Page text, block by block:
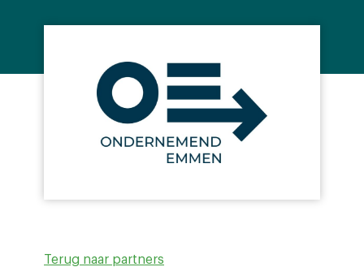
Terug naar partners